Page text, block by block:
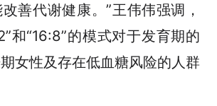
善代谢健康。”王伟伟强调，
和“16:8”的模式对于发育期的
女性及存在低血糖风险的人群